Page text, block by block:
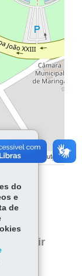
contributors
Imprimir
do
e
de